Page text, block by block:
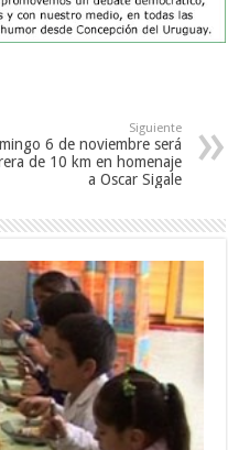
Siguiente
6 de noviembre será
de 10 km en homenaje
a Oscar Sigale